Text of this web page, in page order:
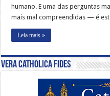
humano. E uma das perguntas
mais mal compreendidas — é
Leia mais »
Vera Catholica Fides